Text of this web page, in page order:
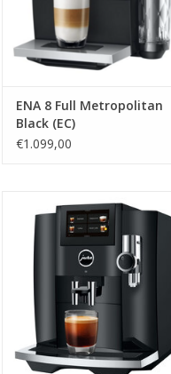
ENA 8 Full Metropolitan
Black (EC)
€1.099,00
jura S8 Piano Black (EB)
TOEVOEGEN AAN WINKELWAGEN